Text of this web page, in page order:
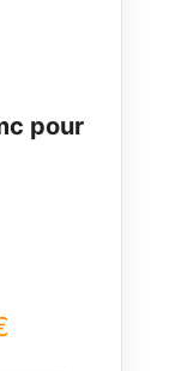
pour
Le